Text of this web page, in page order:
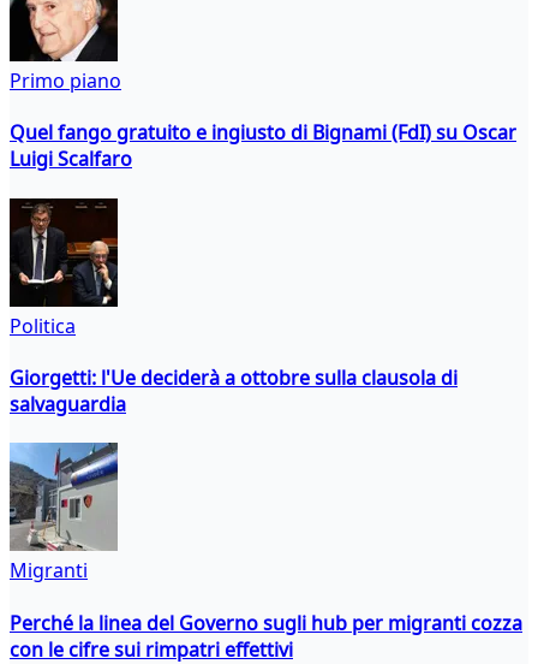
Primo piano
Quel fango gratuito e ingiusto di Bignami (FdI) su Oscar
Luigi Scalfaro
Politica
Giorgetti: l'Ue deciderà a ottobre sulla clausola di
salvaguardia
Migranti
Perché la linea del Governo sugli hub per migranti cozza
con le cifre sui rimpatri effettivi